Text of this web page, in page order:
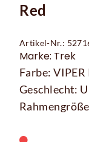
Red
Artikel-Nr.:
Marke: Trek
Farbe: VIPER
Geschlecht: